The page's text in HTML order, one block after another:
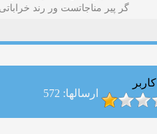
گر پیر مناجاتست ور رند
کاربر
ارسالها: 572